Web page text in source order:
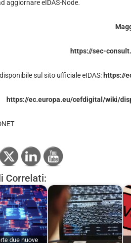
aggiornare eIDAS-Node.
https://sec-
sul sito ufficiale eIDAS: https://
https://ec.europa.eu/cefdigital/wiki/
Correlati:
due nuove